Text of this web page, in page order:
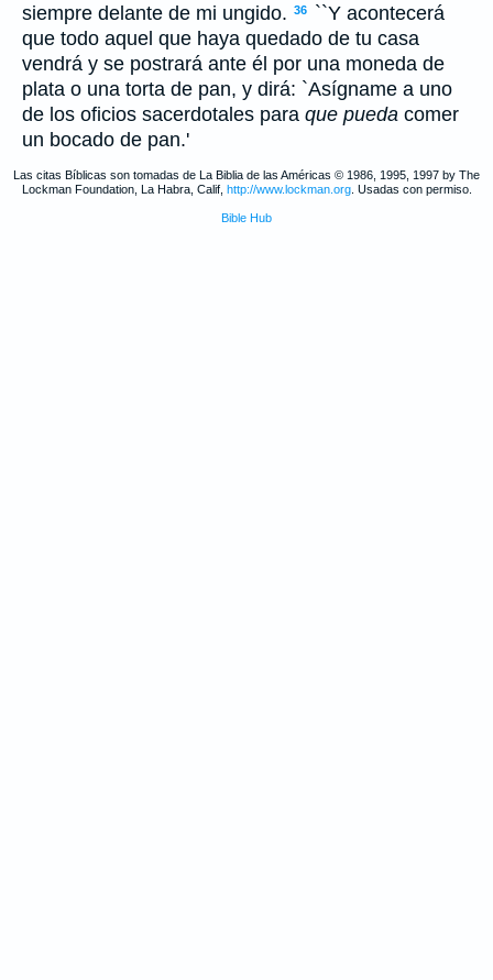
siempre delante de mi ungido. 36
``Y acontecerá
que todo aquel que haya quedado de tu casa
vendrá y se postrará ante él por una moneda de
plata o una torta de pan, y dirá: `Asígname a uno
de los oficios sacerdotales para que pueda comer
un bocado de pan.'
Las citas Bíblicas son tomadas de La Biblia de las Américas © 1986, 1995, 1997 by The
Lockman Foundation, La Habra, Calif, http://www.lockman.org. Usadas con permiso.
Bible Hub